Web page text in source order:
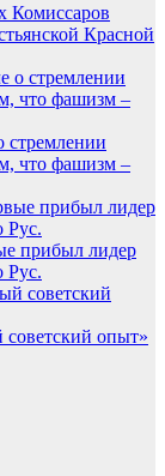
Комиссаров
Красной
стремлении
что фашизм –
прибыл лидер
Рус.
опыт»